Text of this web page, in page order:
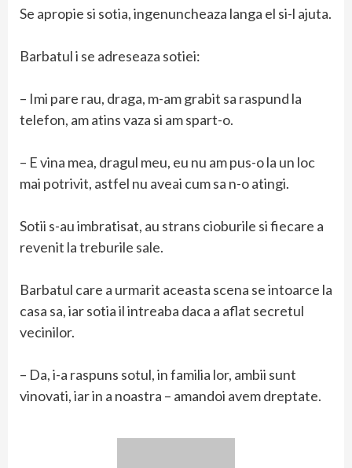
Se apropie si sotia, ingenuncheaza langa el si-l ajuta.
Barbatul i se adreseaza sotiei:
– Imi pare rau, draga, m-am grabit sa raspund la
telefon, am atins vaza si am spart-o.
– E vina mea, dragul meu, eu nu am pus-o la un loc
mai potrivit, astfel nu aveai cum sa n-o atingi.
Sotii s-au imbratisat, au strans cioburile si fiecare a
revenit la treburile sale.
Barbatul care a urmarit aceasta scena se intoarce la
casa sa, iar sotia il intreaba daca a aflat secretul
vecinilor.
– Da, i-a raspuns sotul, in familia lor, ambii sunt
vinovati, iar in a noastra – amandoi avem dreptate.